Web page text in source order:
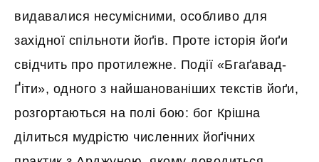
видавалися несумісними, особливо для
західної спільноти йоґів. Проте історія йоґи
свідчить про протилежне. Події «Бгаґавад-
Ґіти», одного з найшанованіших текстів йоґи,
розгортаються на полі бою: бог Крішна
ділиться мудрістю численних йоґічних